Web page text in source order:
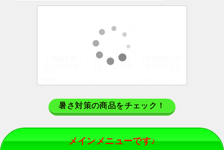
暑さ対策の商品をチェック！
メインメニューです♪